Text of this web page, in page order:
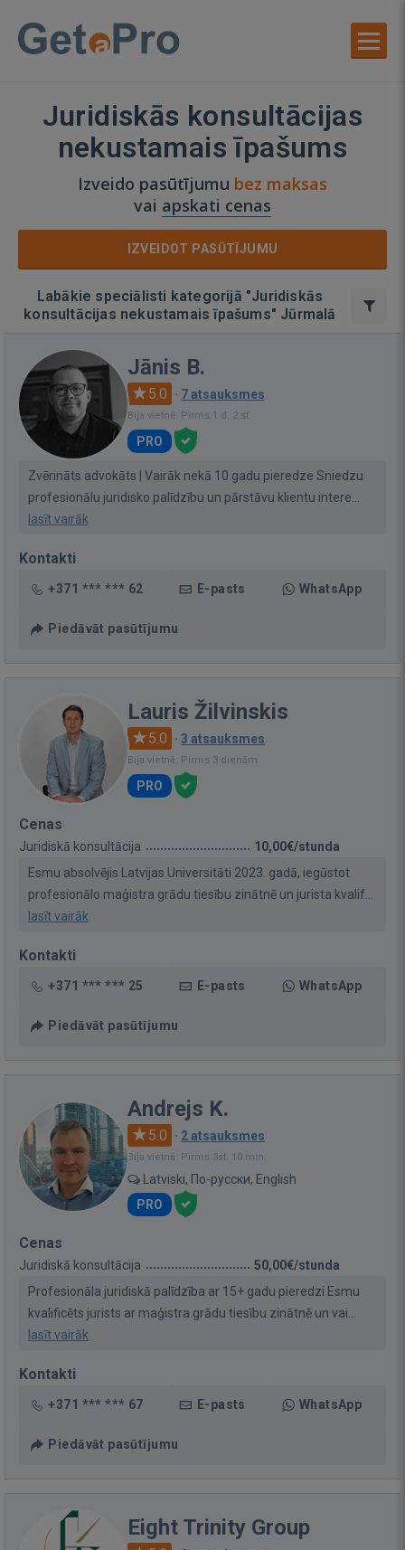
Juridiskās konsultācijas
nekustamais īpašums
Izveido pasūtījumu bez maksas
vai apskati cenas
IZVEIDOT PASŪTĪJUMU
Labākie speciālisti kategorijā "Juridiskās
konsultācijas nekustamais īpašums" Jūrmalā
Jānis B.
5.0 · 7 atsauksmes
Bija vietnē: Pirms 1 d. 2 st.
PRO
Zvērināts advokāts | Vairāk nekā 10 gadu pieredze Sniedzu
profesionālu juridisko palīdzību un pārstāvu klientu intere...
lasīt vairāk
Kontakti
+371 *** *** 62 E-pasts WhatsApp
Piedāvāt pasūtījumu
Lauris Žilvinskis
5.0 · 3 atsauksmes
Bija vietnē: Pirms 3 dienām
PRO
Cenas
Juridiskā konsultācija
10,00€/stunda
Esmu absolvējis Latvijas Universitāti 2023. gadā, iegūstot
profesionālo maģistra grādu tiesību zinātnē un jurista kvalif...
lasīt vairāk
Kontakti
+371 *** *** 25 E-pasts WhatsApp
Piedāvāt pasūtījumu
Andrejs K.
5.0 · 2 atsauksmes
Bija vietnē: Pirms 3st. 10 min.
Latviski, По-русски, English
PRO
Cenas
Juridiskā konsultācija
50,00€/stunda
Profesionāla juridiskā palīdzība ar 15+ gadu pieredzi Esmu
kvalificēts jurists ar maģistra grādu tiesību zinātnē un vai...
lasīt vairāk
Kontakti
+371 *** *** 67 E-pasts WhatsApp
Piedāvāt pasūtījumu
Eight Trinity Group